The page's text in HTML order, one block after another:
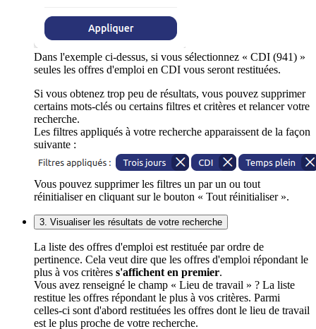
Dans l'exemple ci-dessus, si vous sélectionnez « CDI (941) »
seules les offres d'emploi en CDI vous seront restituées.
Si vous obtenez trop peu de résultats, vous pouvez supprimer
certains mots-clés ou certains filtres et critères et relancer votre
recherche.
Les filtres appliqués à votre recherche apparaissent de la façon
suivante :
Vous pouvez supprimer les filtres un par un ou tout
réinitialiser en cliquant sur le bouton « Tout réinitialiser ».
3. Visualiser les résultats de votre recherche
La liste des offres d'emploi est restituée par ordre de
pertinence. Cela veut dire que les offres d'emploi répondant le
plus à vos critères s'affichent en premier.
Vous avez renseigné le champ « Lieu de travail » ? La liste
restitue les offres répondant le plus à vos critères. Parmi
celles-ci sont d'abord restituées les offres dont le lieu de travail
est le plus proche de votre recherche.